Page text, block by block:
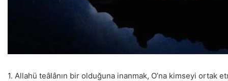
1. Allahü teâlânın bir olduğuna inanmak, O’na kimseyi ortak